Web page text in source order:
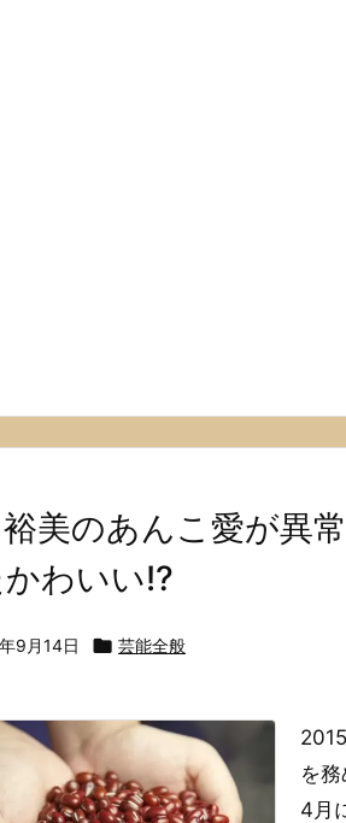
裕美のあんこ愛が異
かわいい!?
9月14日  芸能全般
を務
4月